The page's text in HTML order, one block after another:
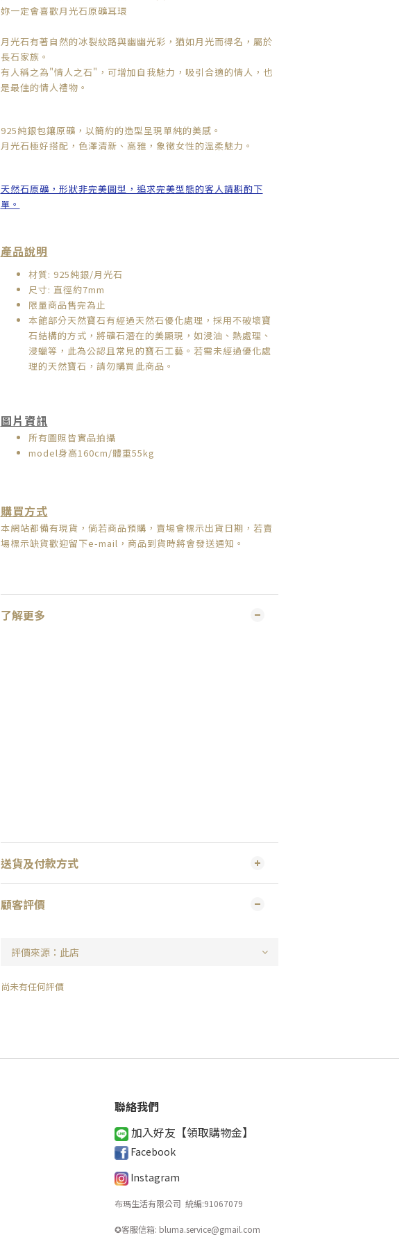
妳一定會喜歡月光石原礦耳環
月光石有著自然的冰裂紋路與幽幽光彩，猶如月光而得名，屬於
長石家族。
有人稱之為"情人之石"，可增加自我魅力，吸引合適的情人，也
是最佳的情人禮物。
925純銀包鑲原礦，以簡約的造型呈現單純的美感。
月光石極好搭配，色澤清新、高雅，象徵女性的溫柔魅力。
天然石原礦，形狀非完美圓型，追求完美型態的客人請斟酌下
單。
產品說明
材質: 925純銀/月光石
尺寸: 直徑約7mm
限量商品售完為止
本館部分天然寶石有經過天然石優化處理，採用不破壞寶
石結構的方式，將礦石潛在的美顯現，如浸油、熱處理、
浸蠟等，此為公認且常見的寶石工藝。若需未經過優化處
理的天然寶石，請勿購買此商品。
圖片資訊
所有圖照皆實品拍攝
model身高160cm/體重55kg
購買方式
本網站都備有現貨，倘若商品預購，賣場會標示出貨日期， 若賣
場標示缺貨歡迎留下e-mail，商品到貨時將會發送通知。
了解更多
送貨及付款方式
顧客評價
尚未有任何評價
聯絡我們
加入好友【領取購物金】
Facebook
Instagram
布瑪生活有限公司 統編:91067079
✪客服信箱: bluma.service@gmail.com